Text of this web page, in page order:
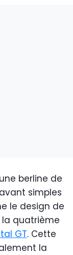
berline de
simples
le design de
la quatrième
GT. Cette
la